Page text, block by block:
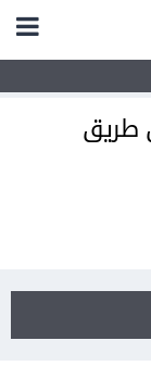
طريق